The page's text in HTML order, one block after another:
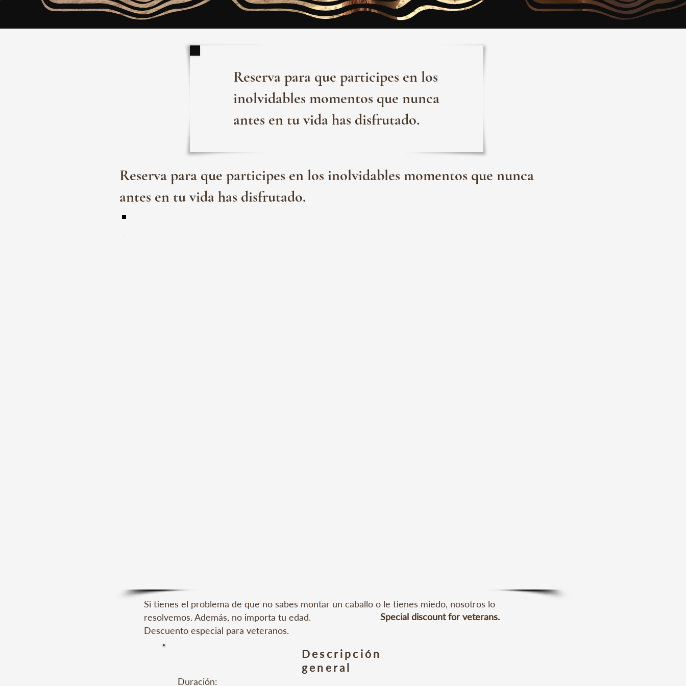
Reserva para que participes en los
inolvidables momentos que nunca
antes en tu vida has disfrutado.
Reserva para que participes en los inolvidables momentos que nunca
antes en tu vida has disfrutado.
Si tienes el problema de que no sabes montar un caballo o le tienes miedo, nosotros lo
resolvemos. Además, no importa tu edad.
Descuento especial para veteranos.
Special discount for veterans.
Descripción
general
Duración: